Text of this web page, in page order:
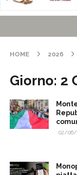
HOME 2026
Giorno: 2
02/06/